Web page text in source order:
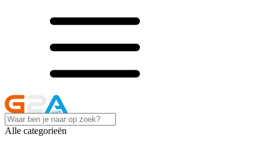
Alle categorieën